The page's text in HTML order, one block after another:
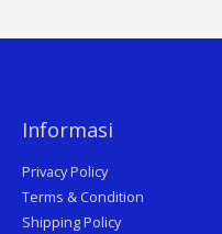
Informasi
Privacy Policy
Terms & Condition
Shipping Policy